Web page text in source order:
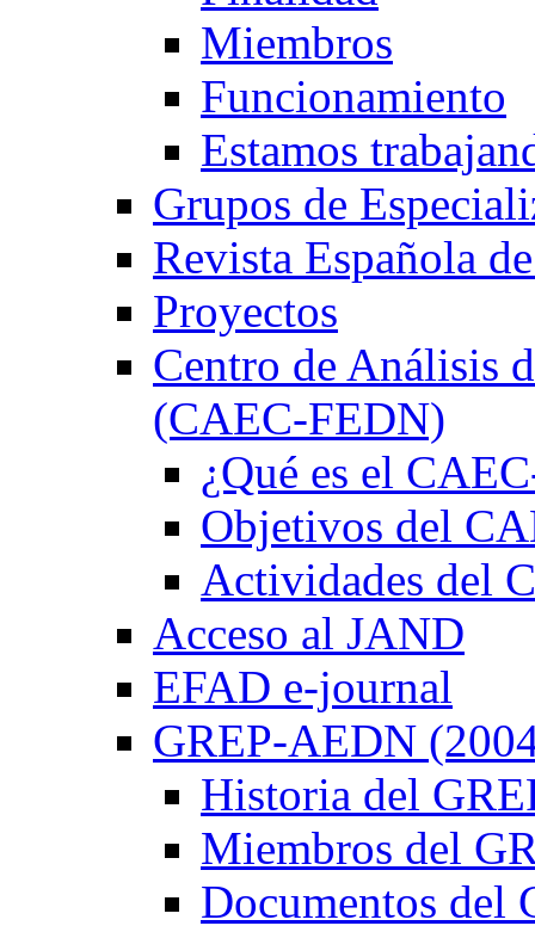
Miembros
Funcionamiento
Estamos
Grupos de
Revista Española
Proyectos
Centro de Análisis
(CAEC-FEDN)
¿Qué es el
Objetivos del
Actividades del
Acceso al JAND
EFAD e-journal
GREP-AEDN
Historia del
Miembros del
Documentos del